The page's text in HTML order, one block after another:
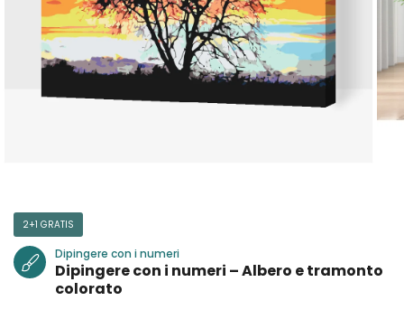
2+1 GRATIS
Dipingere con i numeri
Dipingere con i numeri – Albero e tramonto
colorato